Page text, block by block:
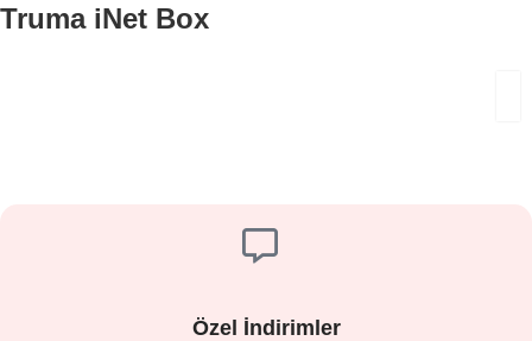
Truma iNet Box
Özel İndirimler